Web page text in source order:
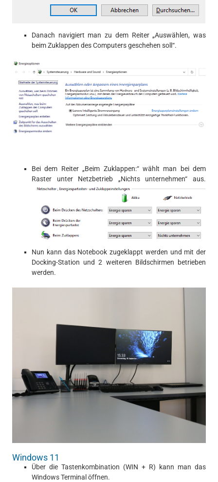
Danach navigiert man zu dem Reiter „Auswählen, was
beim Zuklappen des Computers geschehen soll“.
Bei dem Reiter „Beim Zuklappen:“ wählt man bei dem
Raster unter Netzbetrieb „Nichts unternehmen“ aus.
Nun kann das Notebook zugeklappt werden und mit der
Docking-Station und 2 weiteren Bildschirmen betrieben
werden.
Windows 11
Über die Tastenkombination (WIN + R) kann man das
Windows Terminal öffnen.